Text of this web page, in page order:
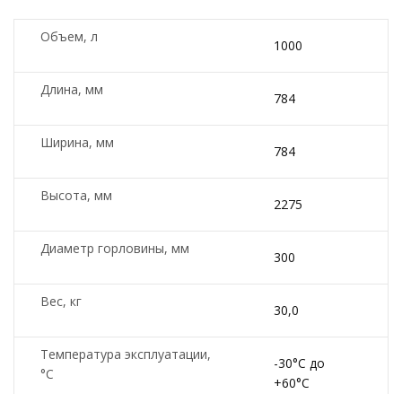
Объем, л
1000
Длина, мм
784
Ширина, мм
784
Высота, мм
2275
Диаметр горловины, мм
300
Вес, кг
30,0
Температура эксплуатации,
°C
-30°C до
+60°C